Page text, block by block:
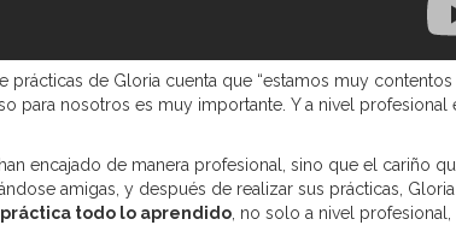
prácticas de Gloria cuenta que “estamos muy
para nosotros es muy importante. Y a nivel profesional
encajado de manera profesional, sino que el cariño
amigas, y después de realizar sus prácticas,
todo lo aprendido , no solo a nivel